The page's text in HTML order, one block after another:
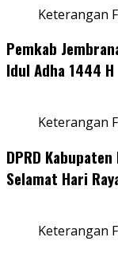
Keterangan
Pemkab
Idul Adha 1444 H
Keterangan
DPRD
Selamat Hari
Keterangan